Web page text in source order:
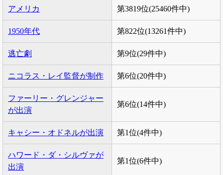
アメリカ 第3819位(25460件中)
1950年代 第822位(13261件中)
逃亡劇 第9位(29件中)
ニコラス・レイ監督が制作 第6位(20件中)
ファーリー・グレンジャー
が出演
第6位(14件中)
キャシー・オドネルが出演 第1位(4件中)
ハワード・ダ・シルヴァが
出演
第1位(6件中)